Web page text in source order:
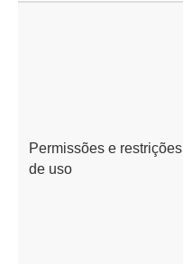
Permissões e restrições
de uso